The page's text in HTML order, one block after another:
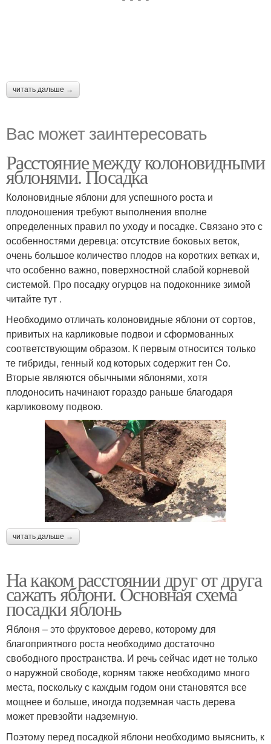
читать дальше →
Вас может заинтересовать
Расстояние между колоновидными
яблонями. Посадка
Колоновидные яблони для успешного роста и
плодоношения требуют выполнения вполне
определенных правил по уходу и посадке. Связано это с
особенностями деревца: отсутствие боковых веток,
очень большое количество плодов на коротких ветках и,
что особенно важно, поверхностной слабой корневой
системой. Про посадку огурцов на подоконнике зимой
читайте тут .
Необходимо отличать колоновидные яблони от сортов,
привитых на карликовые подвои и сформованных
соответствующим образом. К первым относится только
те гибриды, генный код которых содержит ген Co.
Вторые являются обычными яблонями, хотя
плодоносить начинают гораздо раньше благодаря
карликовому подвою.
читать дальше →
На каком расстоянии друг от друга
сажать яблони. Основная схема
посадки яблонь
Яблоня – это фруктовое дерево, которому для
благоприятного роста необходимо достаточно
свободного пространства. И речь сейчас идет не только
о наружной свободе, корням также необходимо много
места, поскольку с каждым годом они становятся все
мощнее и больше, иногда подземная часть дерева
может превзойти надземную.
Поэтому перед посадкой яблони необходимо выяснить, к